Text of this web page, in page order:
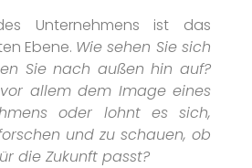
Unternehmens ist das
Ebene. Wie sehen Sie sich
Sie nach außen hin auf?
allem dem Image eines
oder lohnt es sich,
und zu schauen, ob
die Zukunft passt?